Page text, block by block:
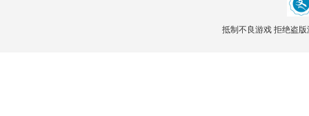
抵制不良游戏 拒绝盗